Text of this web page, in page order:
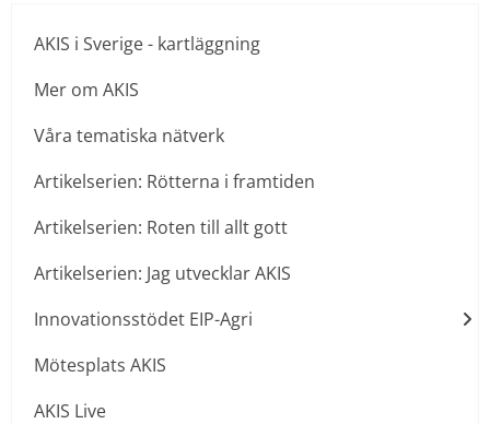
AKIS i Sverige - kartläggning
Mer om AKIS
Våra tematiska nätverk
Artikelserien: Rötterna i framtiden
Artikelserien: Roten till allt gott
Artikelserien: Jag utvecklar AKIS
Innovationsstödet EIP-Agri
Mötesplats AKIS
AKIS Live